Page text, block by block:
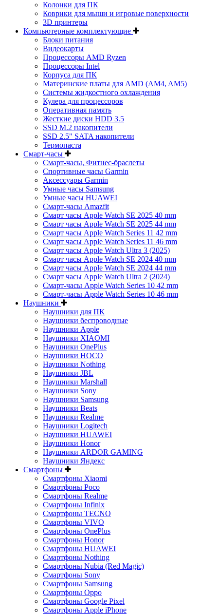
Колонки для ПК
Коврики для мыши и игровые поверхности
3D принтеры
Компьютерные комплектующие
Блоки питания
Видеокарты
Процессоры AMD Ryzen
Процессоры Intel
Корпуса для ПК
Материнские платы для AMD (AM4, AM5)
Системы жидкостного охлаждения
Кулера для процессоров
Оперативная память
Жесткие диски HDD 3.5
SSD M.2 накопители
SSD 2.5" SATA накопители
Термопаста
Смарт-часы
Смарт-часы, Фитнес-браслеты
Спортивные часы Garmin
Аксессуары Garmin
Умные часы Samsung
Умные часы HUAWEI
Смарт-часы Amazfit
Смарт часы Apple Watch SE 2025 40 mm
Смарт часы Apple Watch SE 2025 44 mm
Смарт часы Apple Watch Series 11 42 mm
Смарт часы Apple Watch Series 11 46 mm
Смарт часы Apple Watch Ultra 3 (2025)
Смарт часы Apple Watch SE 2024 40 mm
Смарт часы Apple Watch SE 2024 44 mm
Смарт часы Apple Watch Ultra 2 (2024)
Смарт-часы Apple Watch Series 10 42 mm
Смарт-часы Apple Watch Series 10 46 mm
Наушники
Наушники для ПК
Наушники беспроводные
Наушники Apple
Наушники XIAOMI
Наушники OnePlus
Наушники HOCO
Наушники Nothing
Наушники JBL
Наушники Marshall
Наушники Sony
Наушники Samsung
Наушники Beats
Наушники Realme
Наушники Logitech
Наушники HUAWEI
Наушники Honor
Наушники ARDOR GAMING
Наушники Яндекс
Смартфоны
Смартфоны Xiaomi
Смартфоны Poco
Смартфоны Realme
Смартфоны Infinix
Смартфоны TECNO
Смартфоны VIVO
Смартфоны OnePlus
Смартфоны Honor
Смартфоны HUAWEI
Смартфоны Nothing
Смартфоны Nubia (Red Magic)
Смартфоны Sony
Смартфоны Samsung
Смартфоны Oppo
Смартфоны Google Pixel
Смартфоны Apple iPhone